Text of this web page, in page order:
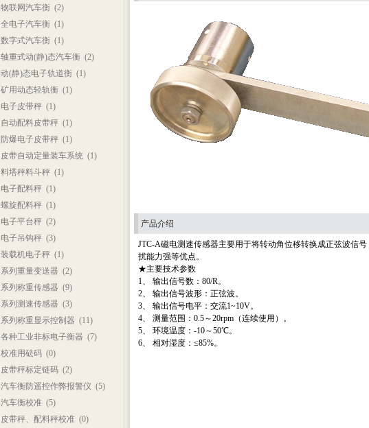
物联网汽车衡(2)
全电子汽车衡(1)
数字式汽车衡(1)
轴重式动(静)态汽车衡(2)
动(静)态电子轨道衡(1)
矿用动态轻轨衡(1)
电子皮带秤(1)
自动配料皮带秤(1)
防爆电子皮带秤(1)
皮带自动定量装车系统(1)
料塔秤料斗秤(1)
电子配料秤(1)
螺旋配料秤(1)
电子平台秤(2)
电子吊钩秤(3)
装载机电子秤(1)
系列重量变送器 (2)
系列称重传感器 (9)
系列测速传感器 (3)
系列称重显示控制器 (11)
各种工业非标电子衡器 (7)
校准用砝码(0)
皮带秤标定链码(2)
汽车衡防遥控作弊报警仪 (5)
汽车衡校准(5)
皮带秤、配料秤校准(0)
产品介绍
JTC-A磁电测速传感器主要用于将转动角位移转换成正弦波信
扰能力强等优点。
★主要技术参数
1、 输出信号数：80/R。
2、 输出信号波形：正弦波。
3、 输出信号电平：交流1~10V。
4、 测量范围：0.5～20rpm（连续使用）。
5、 环境温度：-10～50℃。
6、 相对湿度：≤85%。